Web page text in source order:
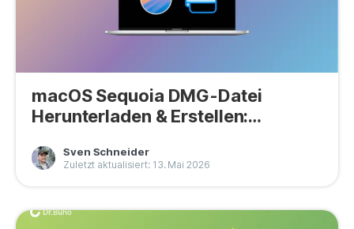
macOS Sequoia DMG-Datei
Herunterladen & Erstellen:
Sven Schneider
Zuletzt aktualisiert: 13. Mai 2026